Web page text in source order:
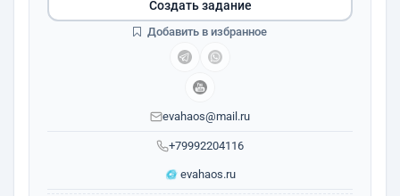
+79992204116
evahaos@mail.ru
evahaos.ru
Создать задание
Добавить в избранное